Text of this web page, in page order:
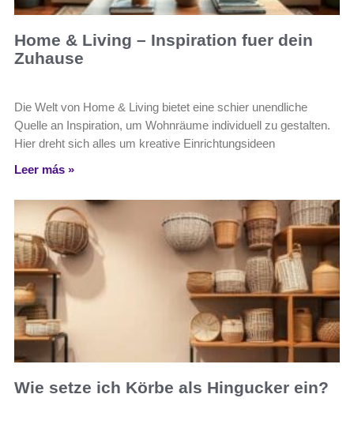
Home & Living – Inspiration fuer dein
Zuhause
Die Welt von Home & Living bietet eine schier unendliche
Quelle an Inspiration, um Wohnräume individuell zu gestalten.
Hier dreht sich alles um kreative Einrichtungsideen
Leer más »
Wie setze ich Körbe als Hingucker ein?